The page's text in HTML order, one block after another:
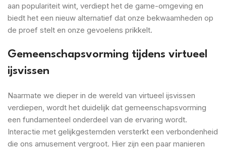
aan populariteit wint, verdiept het de game-omgeving en
biedt het een nieuw alternatief dat onze bekwaamheden op
de proef stelt en onze gevoelens prikkelt.
Gemeenschapsvorming tijdens virtueel
ijsvissen
Naarmate we dieper in de wereld van virtueel ijsvissen
verdiepen, wordt het duidelijk dat gemeenschapsvorming
een fundamenteel onderdeel van de ervaring wordt.
Interactie met gelijkgestemden versterkt een verbondenheid
die ons amusement vergroot. Hier zijn een paar manieren